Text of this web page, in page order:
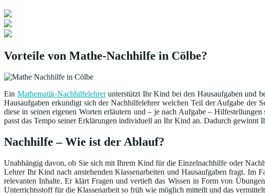
Vorteile von Mathe-Nachhilfe in Cölbe?
Ein Mathematik-Nachhilfelehrerunterstützt Ihr Kind bei den Hausaufgaben und
Hausaufgaben erkundigt sich der Nachhilfelehrer welchen Teil der Aufgabe
diese in seinen eigenen Worten erläutern und – je nach Aufgabe –
passt das Tempo seiner Erklärungen individuell an Ihr Kind an. Dadurch
Nachhilfe – Wie ist der Ablauf?
Unabhängig davon, ob Sie sich mit Ihrem Kind für die Einzelnachhilfe oder
Lehrer Ihr Kind nach anstehenden Klassenarbeiten und Hausaufgaben fragt. Im
relevanten Inhalte. Er klärt Fragen und vertieft das Wissen in Form von
Unterrichtsstoff für die Klassenarbeit so früh wie möglich mitteilt und das